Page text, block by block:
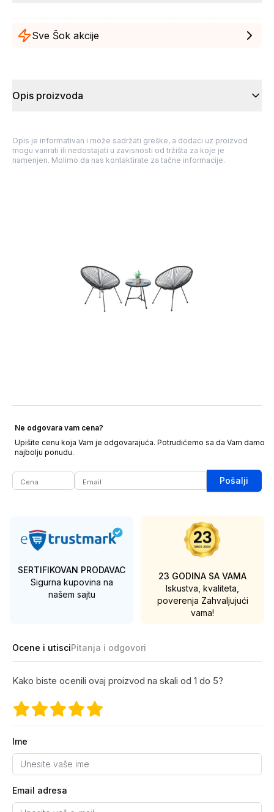
Sve Šok akcije
Opis proizvoda
Opis je informativan i može sadržati greške, a dodaci uz proizvod
mogu varirati ili nedostajati u zavisnosti od tržišta za koje je
namenjen. Molimo da nas kontaktirate za tačne informacije.
Ne odgovara vam cena?
Upišite cenu koja Vam je odgovarajuća. Potrudićemo sa da Vam damo
najbolju ponudu.
Pošalji
SERTIFIKOVAN PRODAVAC
Sigurna kupovina na
našem sajtu
23 GODINA SA VAMA
Iskustva, kvaliteta,
poverenja Zahvaljujući
vama!
Ocene i utisciPitanja i odgovori
Kako biste ocenili ovaj proizvod na skali od 1 do 5?
Ime
Email adresa